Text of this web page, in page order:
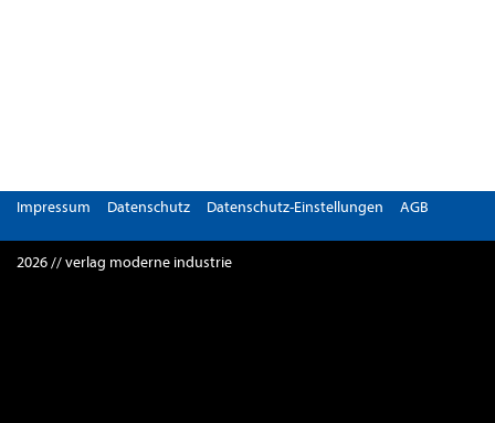
Impressum Datenschutz Datenschutz-Einstellungen AGB
2026 // verlag moderne industrie